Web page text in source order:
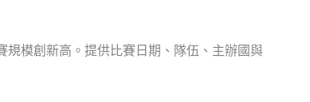
模創新高。提供比賽日期、隊伍、主辦國與